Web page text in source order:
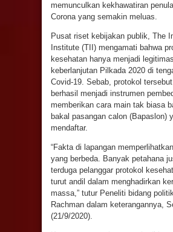
memunculkan kekhawatiran
Corona yang semakin meluas.
Pusat riset kebijakan publik, The
Institute (TII) mengamati bahwa
kesehatan hanya menjadi
keberlanjutan Pilkada 2020 di
Covid-19. Sebab, protokol
berhasil menjadi instrumen
memberikan cara main tak biasa
bakal pasangan calon (Bapaslon)
mendaftar.
“Fakta di lapangan
yang berbeda. Banyak petahana
terduga pelanggar protokol
turut andil dalam menghadirkan
massa,” tutur Peneliti bidang
Rachman dalam keterangannya,
(21/9/2020).